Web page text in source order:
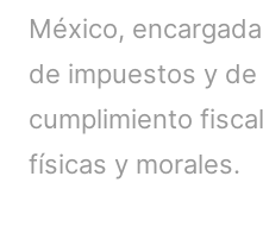
México,
de impuestos y de
cumplimiento
físicas y morales.